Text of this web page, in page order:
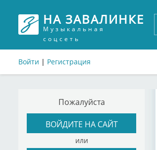
НА ЗАВАЛИНКЕ
Музыкальная
соцсеть
Войти | Регистрация
Пожалуйста
ВОЙДИТЕ НА САЙТ
или